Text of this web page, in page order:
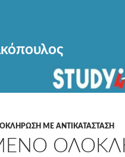
ΜΕ ΑΝΤΙΚΑΤΑΣΤΑΣΗ